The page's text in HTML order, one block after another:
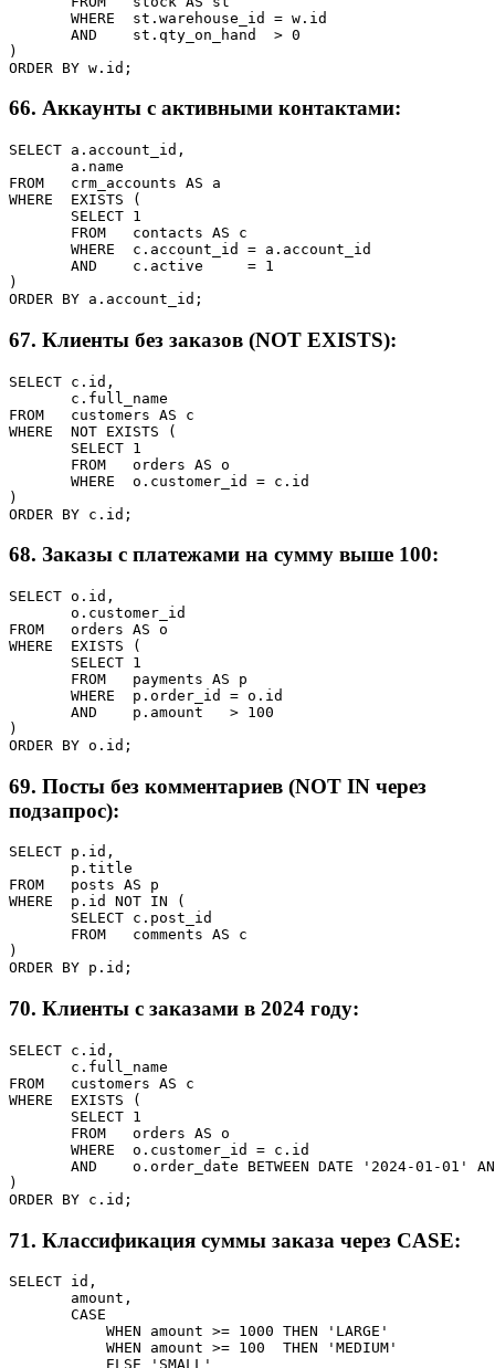
       WHERE  st.warehouse_id = w.id
       AND    st.qty_on_hand  > 0
)
ORDER BY w.id;
66. Аккаунты с активными контактами:
SELECT a.account_id,
       a.name
FROM   crm_accounts AS a
WHERE  EXISTS (
       SELECT 1
       FROM   contacts AS c
       WHERE  c.account_id = a.account_id
       AND    c.active     = 1
)
ORDER BY a.account_id;
67. Клиенты без заказов (NOT EXISTS):
SELECT c.id,
       c.full_name
FROM   customers AS c
WHERE  NOT EXISTS (
       SELECT 1
       FROM   orders AS o
       WHERE  o.customer_id = c.id
)
ORDER BY c.id;
68. Заказы с платежами на сумму выше 100:
SELECT o.id,
       o.customer_id
FROM   orders AS o
WHERE  EXISTS (
       SELECT 1
       FROM   payments AS p
       WHERE  p.order_id = o.id
       AND    p.amount   > 100
)
ORDER BY o.id;
69. Посты без комментариев (NOT IN через
подзапрос):
SELECT p.id,
       p.title
FROM   posts AS p
WHERE  p.id NOT IN (
       SELECT c.post_id
       FROM   comments AS c
)
ORDER BY p.id;
70. Клиенты с заказами в 2024 году:
SELECT c.id,
       c.full_name
FROM   customers AS c
WHERE  EXISTS (
       SELECT 1
       FROM   orders AS o
       WHERE  o.customer_id = c.id
AND    o.order_date BETWEEN DATE '2024-01-01'
)
ORDER BY c.id;
71. Классификация суммы заказа через CASE:
SELECT id,
       amount,
       CASE
           WHEN amount >= 1000 THEN 'LARGE'
           WHEN amount >= 100  THEN 'MEDIUM'
           ELSE 'SMALL'